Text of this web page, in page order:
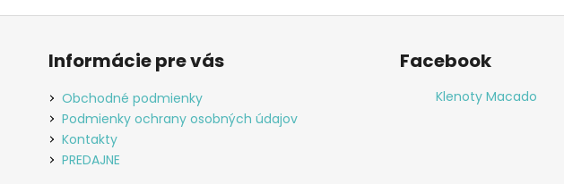
Informácie pre vás
Obchodné podmienky
Podmienky ochrany osobných údajov
Kontakty
PREDAJNE
Facebook
Klenoty Macado